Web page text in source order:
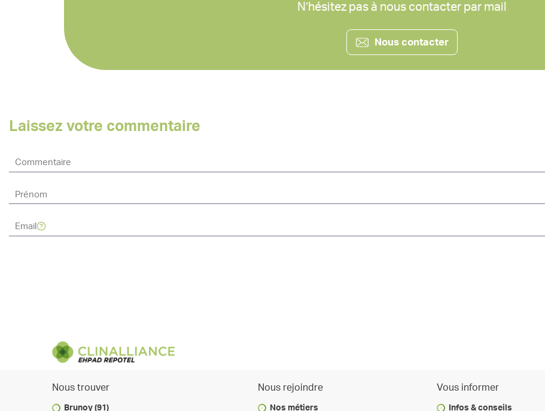
N’hésitez pas à nous contacter par mail
Nous contacter
Laissez votre commentaire
Nous trouver
Brunoy (91)
Nous rejoindre
Nos métiers
Vous informer
Infos & conseils